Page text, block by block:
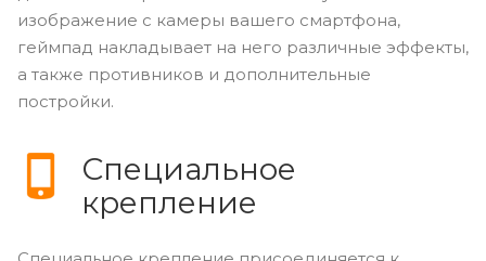
изображение с камеры вашего смартфона,
геймпад накладывает на него различные эффекты,
а также противников и дополнительные
постройки.
Специальное
крепление